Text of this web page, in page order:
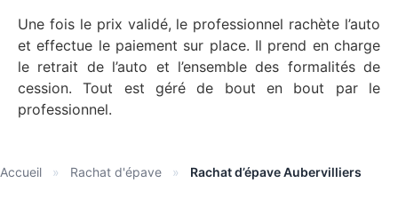
Une fois le prix validé, le professionnel rachète l’auto
et effectue le paiement sur place. Il prend en charge
le retrait de l’auto et l’ensemble des formalités de
cession. Tout est géré de bout en bout par le
professionnel.
Accueil » Rachat d'épave » Rachat d’épave Aubervilliers